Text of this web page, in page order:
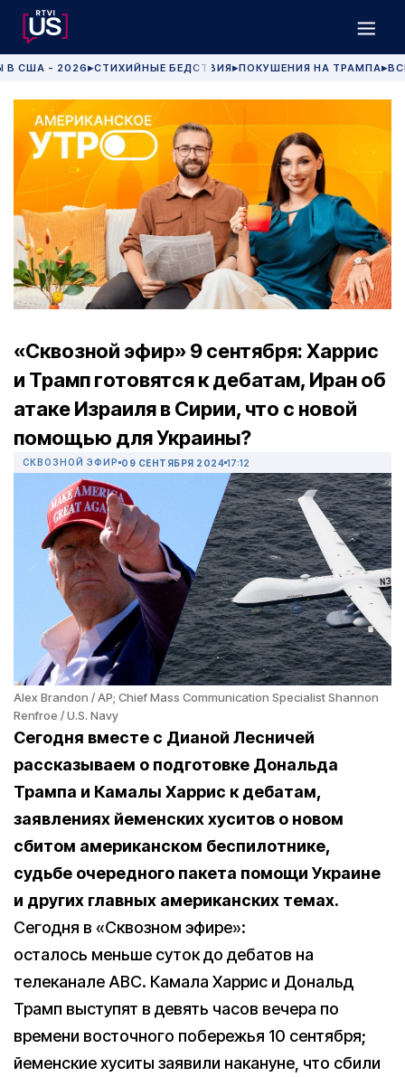
В США - 2026 ▶СТИХИЙНЫЕ БЕДСТВИЯ▶ПОКУШЕНИЯ НА ТРАМПА▶
«Сквозной эфир» 9 сентября: Харрис
и Трамп готовятся к дебатам, Иран об
атаке Израиля в Сирии, что с новой
помощью для Украины?
СКВОЗНОЙ ЭФИР 09 СЕНТЯБРЯ 2024 17:12
Alex Brandon / AP; Chief Mass Communication Specialist Shannon
Renfroe / U.S. Navy
Сегодня вместе с Дианой Лесничей
рассказываем о подготовке Дональда
Трампа и Камалы Харрис к дебатам,
заявлениях йеменских хуситов о новом
сбитом американском беспилотнике,
судьбе очередного пакета помощи Украине
и других главных американских темах.
Сегодня в «Сквозном эфире»:
осталось меньше суток до дебатов на
телеканале ABC. Камала Харрис и Дональд
Трамп выступят в девять часов вечера по
времени восточного побережья 10 сентября;
йеменские хуситы заявили накануне, что сбили